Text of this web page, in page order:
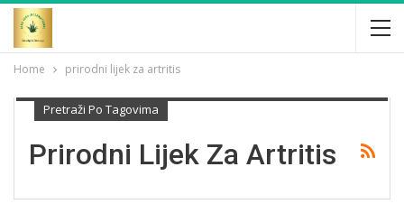
Home prirodni lijek za artritis
Pretraži Po Tagovima
Prirodni Lijek Za Artritis